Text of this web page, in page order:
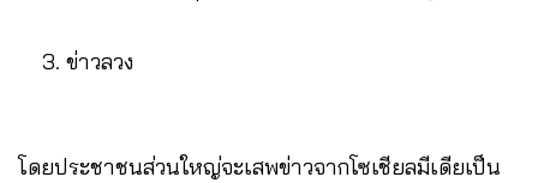
ข่าวลวง
โดยประชาชนส่วนใหญ่จะเสพข่าวจากโซเชียลมีเดียเป็น